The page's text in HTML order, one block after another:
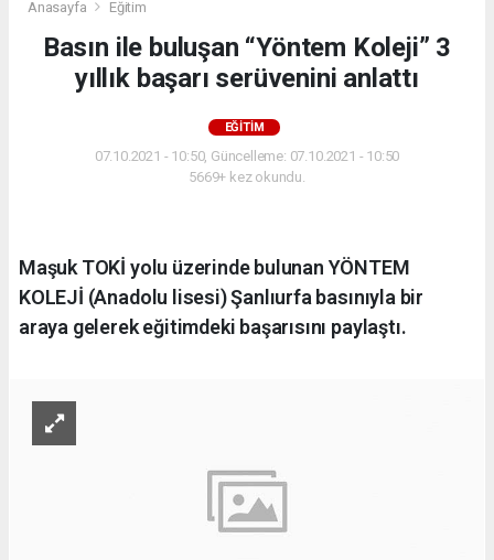
Anasayfa Eğitim
Basın ile buluşan “Yöntem Koleji” 3
yıllık başarı serüvenini anlattı
EĞITIM
07.10.2021 - 10:50, Güncelleme: 07.10.2021 - 10:50
5669+ kez okundu.
Maşuk TOKİ yolu üzerinde bulunan YÖNTEM
KOLEJİ (Anadolu lisesi) Şanlıurfa basınıyla bir
araya gelerek eğitimdeki başarısını paylaştı.